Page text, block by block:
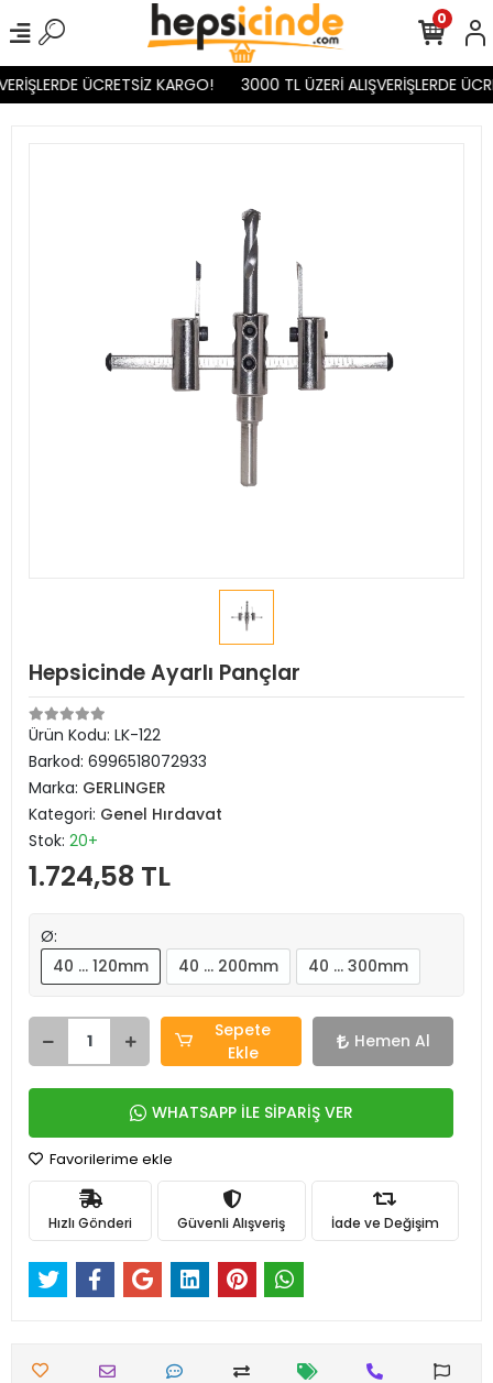
ÜCRETSİZ KARGO! 3000 TL ÜZERİ ALIŞVERİŞLERDE
0
Hepsicinde Ayarlı Pançlar
Ürün Kodu: LK-122
Barkod: 6996518072933
Marka: GERLINGER
Kategori: Genel Hırdavat
Stok: 20+
1.724,58 TL
Ø:
40 … 120mm
40 … 200mm 40 … 300mm
Sepete
Ekle
Hemen Al
WHATSAPP İLE SİPARİŞ VER
Favorilerime ekle
Hızlı Gönderi Güvenli Alışveriş İade ve Değişim